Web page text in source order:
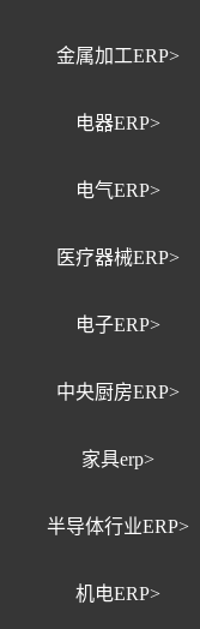
金属加工ERP>
电器ERP>
电气ERP>
医疗器械ERP>
电子ERP>
中央厨房ERP>
家具erp>
半导体行业ERP>
机电ERP>